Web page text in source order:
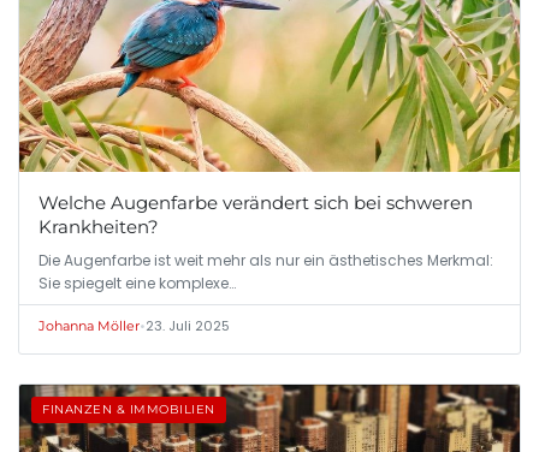
Welche Augenfarbe verändert sich bei schweren
Krankheiten?
Die Augenfarbe ist weit mehr als nur ein ästhetisches Merkmal:
Sie spiegelt eine komplexe…
Johanna Möller•23. Juli 2025
FINANZEN & IMMOBILIEN